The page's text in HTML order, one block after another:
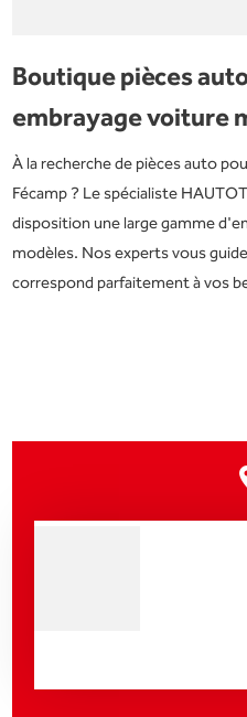
Boutique pièces
embrayage voiture
À la recherche de pièces auto
Fécamp ? Le spécialiste
disposition une large gamme
modèles. Nos experts vous
correspond parfaitement à vos